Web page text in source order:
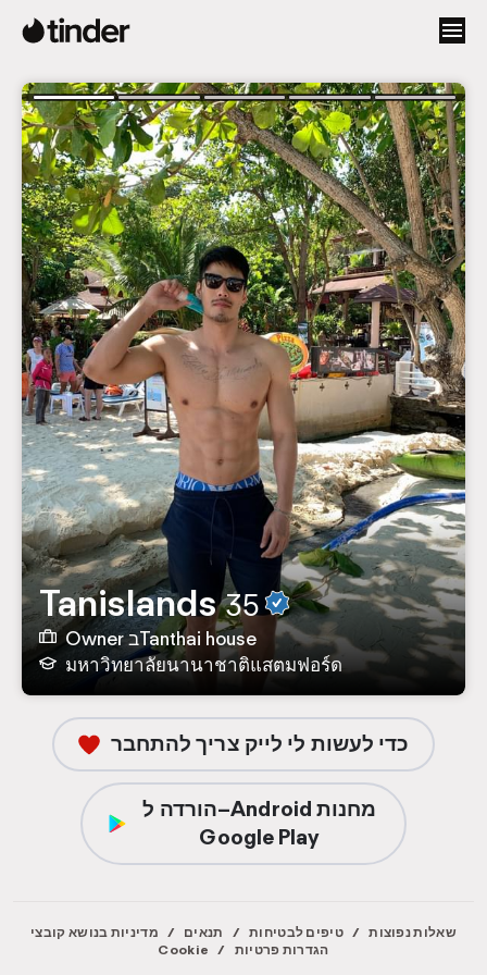
ב
י
ת
ש
ל
ט
י
נ
ד
ר
Tanislands 35
Owner בTanthai house
มหาวิทยาลัยนานาชาติแสตมฟอร์ด
כדי לעשות לי לייק צריך להתחבר
הורדה ל–Android מחנות
Google Play
שאלות נפוצות / טיפים לבטיחות / תנאים / מדיניות בנושא קובצי
Cookie
/ הגדרות פרטיות